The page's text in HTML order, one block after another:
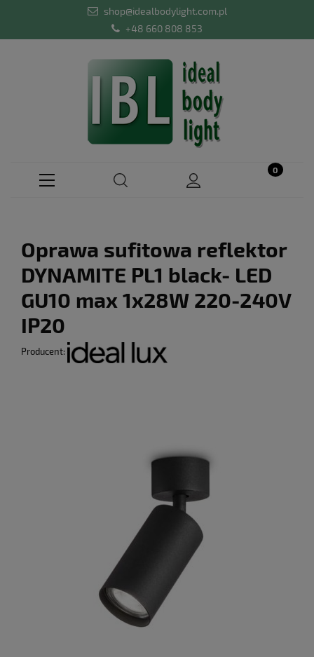
shop@idealbodylight.com.pl
+48 660 808 853
Oprawa sufitowa reflektor
DYNAMITE PL1 black- LED
GU10 max 1x28W 220-240V
IP20
Producent: